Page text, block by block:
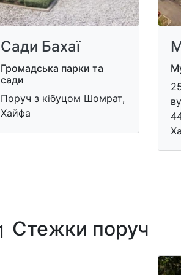
Сади Бахаї
Громадська парки та
сади
Поруч з кібуцом Шомрат,
Хайфа
Стежки поруч